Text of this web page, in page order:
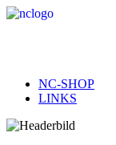
NC-SHOP
LINKS